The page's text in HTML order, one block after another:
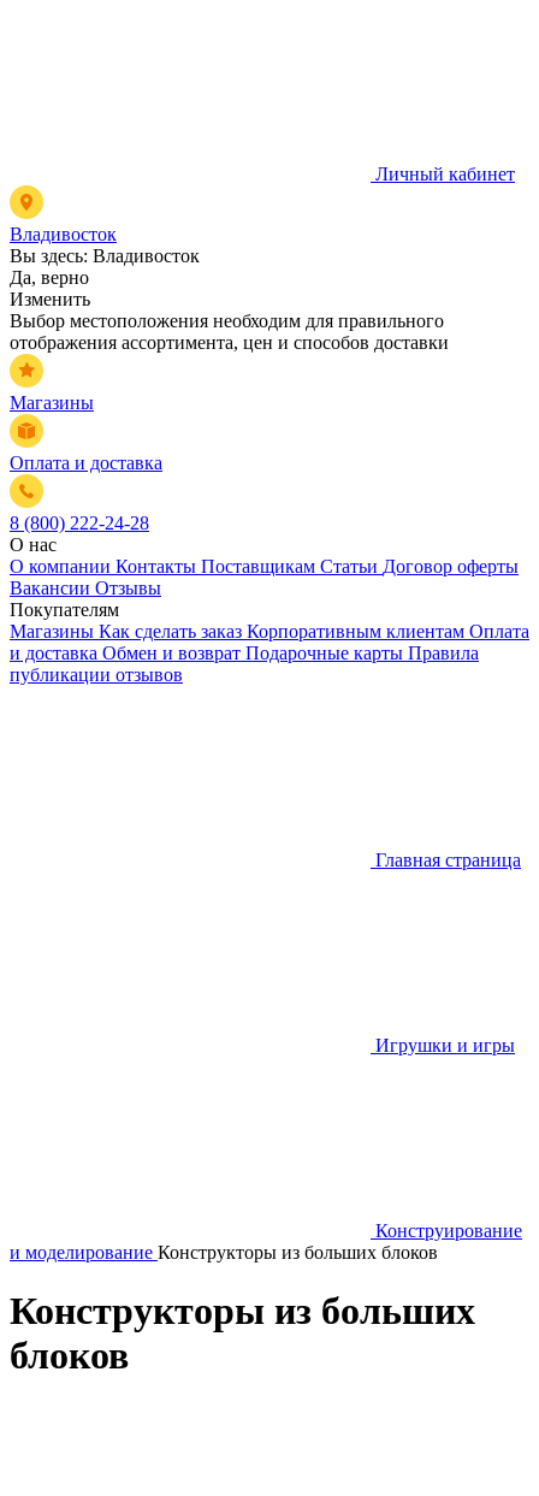
Личный кабинет
Владивосток
Вы здесь: Владивосток
Да, верно
Изменить
Выбор местоположения необходим для правильного
отображения ассортимента, цен и способов доставки
Магазины
Оплата и доставка
8 (800) 222-24-28
О нас
О компании Контакты Поставщикам Статьи Договор оферты
Вакансии Отзывы
Покупателям
Магазины Как сделать заказ Корпоративным клиентам Оплата
и доставка Обмен и возврат Подарочные карты Правила
публикации отзывов
Главная страница
Игрушки и игры
Конструирование
и моделирование Конструкторы из больших блоков
Конструкторы из больших
блоков